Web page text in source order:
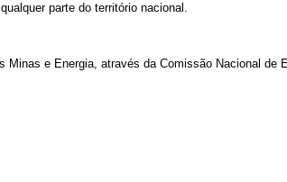
parte do território nacional.
e Energia, através da Comissão Nacional de